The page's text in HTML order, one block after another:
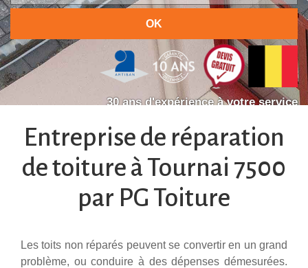
30 ans d'expérience à votre service
Entreprise de réparation
de toiture à Tournai 7500
par PG Toiture
Les toits non réparés peuvent se convertir en un grand
problème, ou conduire à des dépenses démesurées.